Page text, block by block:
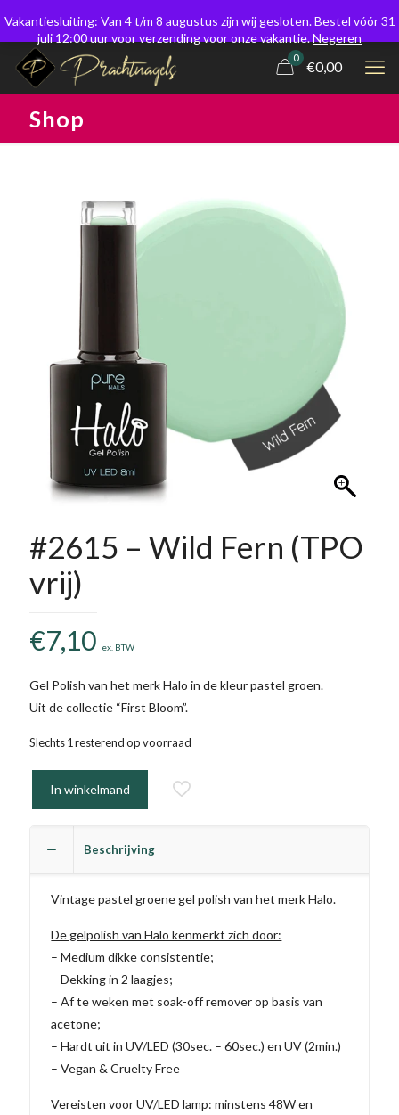
0
€0,00
Shop
#2615 – Wild Fern (TPO
vrij)
€7,10 ex. BTW
Gel Polish van het merk Halo in de kleur pastel groen.
Uit de collectie “First Bloom”.
Slechts 1 resterend op voorraad
In winkelmand
Beschrijving
Vintage pastel groene gel polish van het merk Halo.
De gelpolish van Halo kenmerkt zich door:
– Medium dikke consistentie;
– Dekking in 2 laagjes;
– Af te weken met soak-off remover op basis van
acetone;
– Hardt uit in UV/LED (30sec. – 60sec.) en UV (2min.)
– Vegan & Cruelty Free
Vereisten voor UV/LED lamp: minstens 48W en
Vakantiesluiting: Van 4 t/m 8 augustus zijn wij gesloten. Bestel vóór 31
juli 12:00 uur voor verzending voor onze vakantie.Negeren